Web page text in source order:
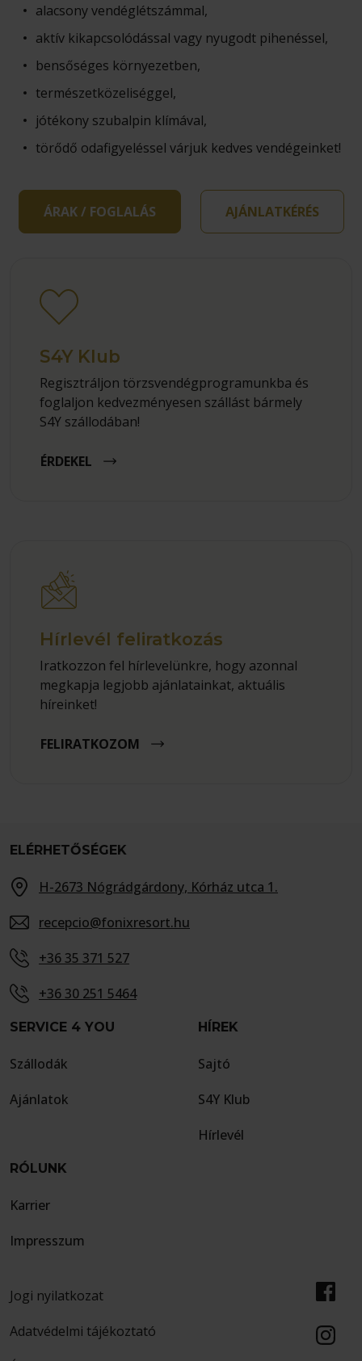
alacsony vendéglétszámmal,
aktív kikapcsolódással vagy nyugodt pihenéssel,
bensőséges környezetben,
természetközeliséggel,
jótékony szubalpin klímával,
törődő odafigyeléssel várjuk kedves vendégeinket!
ÁRAK / FOGLALÁS AJÁNLATKÉRÉS
S4Y Klub
Regisztráljon törzsvendégprogramunkba és
foglaljon kedvezményesen szállást bármely
S4Y szállodában!
ÉRDEKEL
Hírlevél feliratkozás
Iratkozzon fel hírlevelünkre, hogy azonnal
megkapja legjobb ajánlatainkat, aktuális
híreinket!
FELIRATKOZOM
ELÉRHETŐSÉGEK
H-2673 Nógrádgárdony, Kórház utca 1.
recepcio@fonixresort.hu
+36 35 371 527
+36 30 251 5464
SERVICE 4 YOU
Szállodák
Ajánlatok
HÍREK
Sajtó
S4Y Klub
Hírlevél
RÓLUNK
Karrier
Impresszum
Jogi nyilatkozat
Adatvédelmi tájékoztató